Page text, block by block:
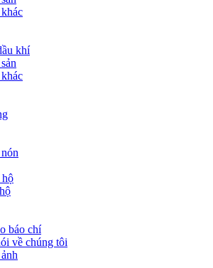
khí
báo chí
về chúng tôi